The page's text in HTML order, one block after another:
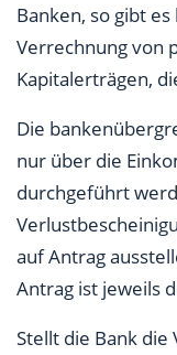
Banken, so gibt
Verrechnung von
Kapitalerträgen,
Die
nur über die
durchgeführt
auf Antrag
Antrag ist jeweils
Stellt die Bank die